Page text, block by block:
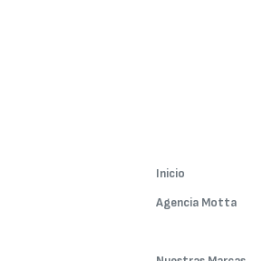
Inicio
Agencia Motta